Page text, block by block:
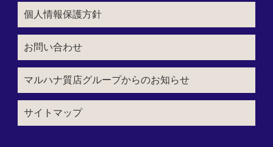
個人情報保護方針
お問い合わせ
マルハナ質店グループからのお知らせ
サイトマップ